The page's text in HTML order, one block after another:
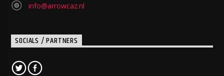
info@arrowcaz.nl
SOCIALS / PARTNERS